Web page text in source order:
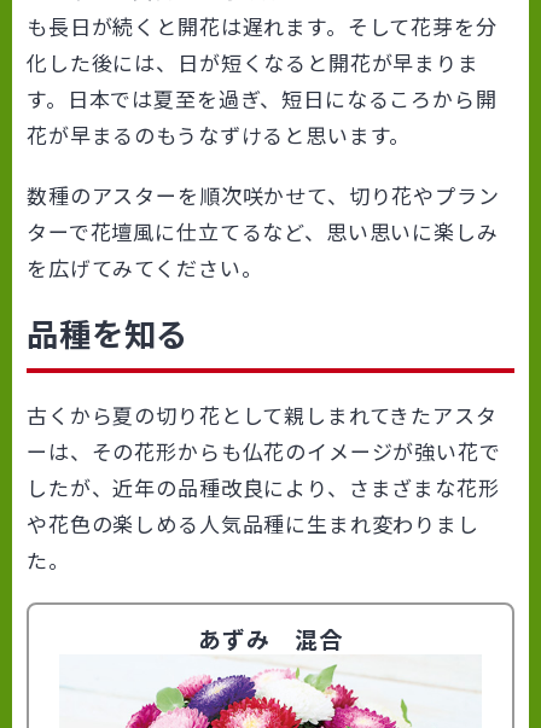
も長日が続くと開花は遅れます。そして花芽を分
化した後には、日が短くなると開花が早まりま
す。日本では夏至を過ぎ、短日になるころから開
花が早まるのもうなずけると思います。
数種のアスターを順次咲かせて、切り花やプラン
ターで花壇風に仕立てるなど、思い思いに楽しみ
を広げてみてください。
品種を知る
古くから夏の切り花として親しまれてきたアスタ
ーは、その花形からも仏花のイメージが強い花で
したが、近年の品種改良により、さまざまな花形
や花色の楽しめる人気品種に生まれ変わりまし
た。
あずみ 混合